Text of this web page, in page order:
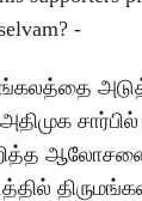
சார்பில்